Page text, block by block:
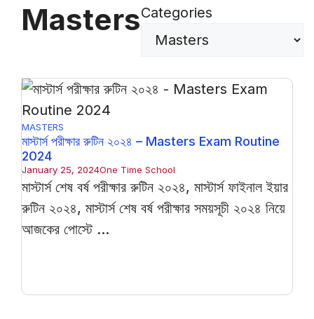
MastersCategories
MASTERS
মাস্টার্স পরীক্ষার রুটিন ২০২৪ – Masters Exam Routine
2024
January 25, 2024One Time School
মাস্টার্স শেষ বর্ষ পরীক্ষার রুটিন ২০২৪, মাস্টার্স ফাইনাল ইয়ার
রুটিন ২০২৪, মাস্টার্স শেষ বর্ষ পরীক্ষার সময়সূচী ২০২৪ নিয়ে
আজকের পোস্টে ...